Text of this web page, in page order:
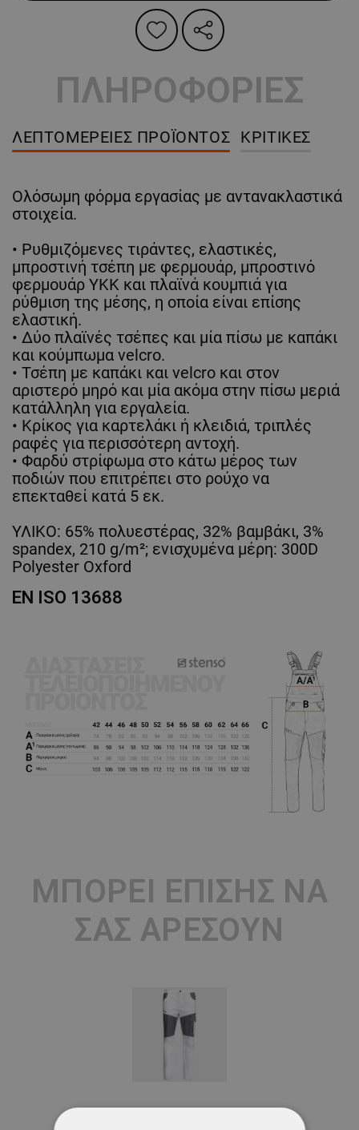
ΠΛΗΡΟΦΟΡΙΕΣ
ΛΕΠΤΟΜΈΡΕΙΕΣ ΠΡΟΪΌΝΤΟΣ ΚΡΙΤΙΚΈΣ
Ολόσωμη φόρμα εργασίας με αντανακλαστικά
στοιχεία.
• Ρυθμιζόμενες τιράντες, ελαστικές,
μπροστινή τσέπη με φερμουάρ, μπροστινό
φερμουάρ YKK και πλαϊνά κουμπιά για
ρύθμιση της μέσης, η οποία είναι επίσης
ελαστική.
• Δύο πλαϊνές τσέπες και μία πίσω με καπάκι
και κούμπωμα velcro.
• Τσέπη με καπάκι και velcro και στον
αριστερό μηρό και μία ακόμα στην πίσω μεριά
κατάλληλη για εργαλεία.
• Κρίκος για καρτελάκι ή κλειδιά, τριπλές
ραφές για περισσότερη αντοχή.
• Φαρδύ στρίφωμα στο κάτω μέρος των
ποδιών που επιτρέπει στο ρούχο να
επεκταθεί κατά 5 εκ.
ΥΛΙΚΟ: 65% πολυεστέρας, 32% βαμβάκι, 3%
spandex, 210 g/m²; ενισχυμένα μέρη: 300D
Polyester Oxford
EN ISO 13688
ΜΠΟΡΕΊ ΕΠΊΣΗΣ ΝΑ
ΣΑΣ ΑΡΈΣΟΥΝ